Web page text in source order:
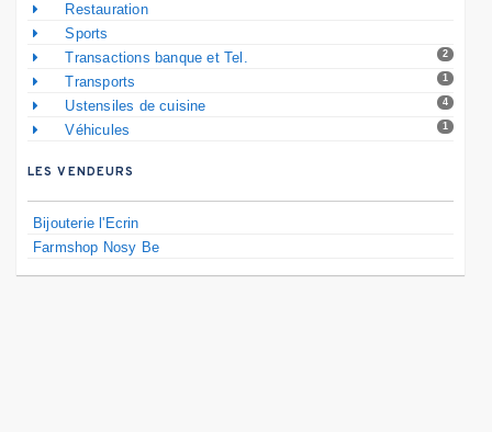
Restauration
Sports
2
Transactions banque et Tel.
1
Transports
4
Ustensiles de cuisine
1
Véhicules
LES VENDEURS
Bijouterie l'Ecrin
Farmshop Nosy Be